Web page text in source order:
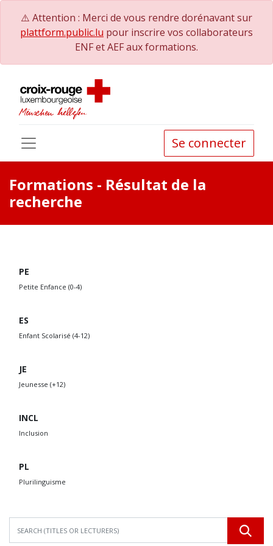
⚠️ Attention : Merci de vous rendre dorénavant sur
plattform.public.lu pour inscrire vos collaborateurs
ENF et AEF aux formations.
Se connecter
Formations - Résultat de la
recherche
PE
Petite Enfance (0-4)
ES
Enfant Scolarisé (4-12)
JE
Jeunesse (+12)
INCL
Inclusion
PL
Plurilinguisme